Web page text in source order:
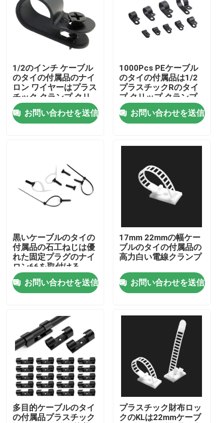
ビデオ
企業情報
会社案内
品質管理
お問い合わせ
見積依頼
ジッパー ケーブルのタイ
ナイロン ケーブルのタイ
1/2のインチ ケーブル
のタイの付属品のナイ
ロン ワイヤーはプラス
チック クランプ クリ
ップ1.2mm Thincness
を修理した
お問い合わせを送信
1000Pcs PEケーブル
のタイの付属品は1/2
プラスチックRのタイ
プ クリップ クランプ
をじりじり動かす
お問い合わせを送信
黒いケーブルのタイの
付属品の石工ねじは優
れた固定プラグのナイ
ロン66を取付ける
お問い合わせを送信
17mm 22mmの幅ケー
ブルのタイの付属品の
高力白い電線クランプ
お問い合わせを送信
多目的ケーブルのタイ
の付属品プラスチック
プラスチック財布ロッ
クのKLは22mmケーブ